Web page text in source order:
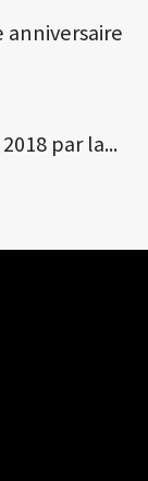
anniversaire
par la...